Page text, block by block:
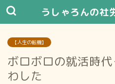
うしゃろんの社
【人生の転機】
ボロボロの就活時
わした